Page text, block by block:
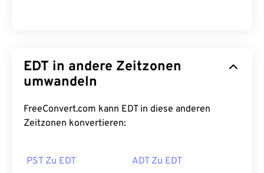
EDT in andere Zeitzonen
umwandeln
FreeConvert.com kann EDT in diese anderen
Zeitzonen konvertieren:
PST Zu EDT ADT Zu EDT